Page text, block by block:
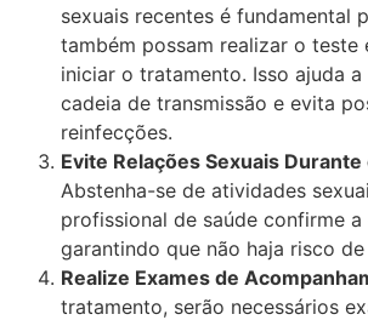
sexuais recentes é fundamental
também possam realizar o teste
iniciar o tratamento. Isso ajuda
cadeia de transmissão e evita
reinfecções.​
Evite Relações Sexuais
Abstenha-se de atividades
profissional de saúde confirme
garantindo que não haja risco
Realize Exames de
tratamento, serão necessários